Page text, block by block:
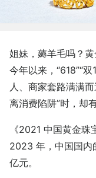
姐妹，薅羊毛吗？黄
今年以来，“618”“
人、商家套路满满
离消费陷阱”时，却
《2021 中国黄金
2023 年，中国国内
亿元。